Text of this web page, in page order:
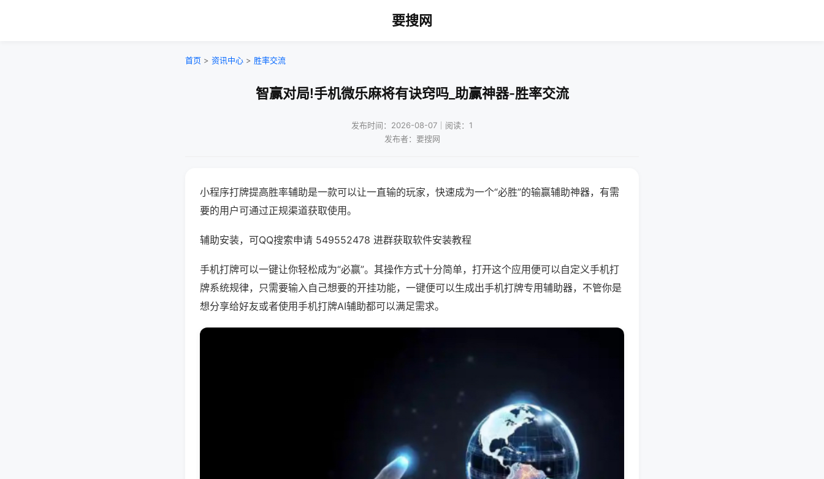
要搜网
首页 > 资讯中心 > 胜率交流
智赢对局!手机微乐麻将有诀窍吗_助赢神器-胜率交流
发布时间：2026-08-07｜阅读：1
发布者：要搜网
小程序打牌提高胜率辅助是一款可以让一直输的玩家，快速成为一个“必胜”的输赢辅助神器，有需
要的用户可通过正规渠道获取使用。
辅助安装，可QQ搜索申请 549552478 进群获取软件安装教程
手机打牌可以一键让你轻松成为“必赢”。其操作方式十分简单，打开这个应用便可以自定义手机打
牌系统规律，只需要输入自己想要的开挂功能，一键便可以生成出手机打牌专用辅助器，不管你是
想分享给好友或者使用手机打牌AI辅助都可以满足需求。